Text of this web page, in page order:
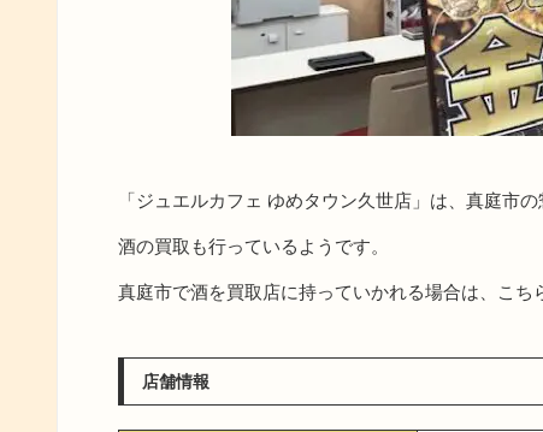
「ジュエルカフェ ゆめタウン久世店」は、真庭市の
酒の買取も行っているようです。
真庭市で酒を買取店に持っていかれる場合は、こち
店舗情報